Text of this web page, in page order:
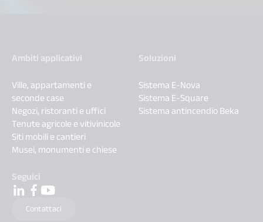
Ambiti applicativi
Ville, appartamenti e
seconde case
Negozi, ristoranti e uffici
Tenute agricole e vitivinicole
Siti mobili e cantieri
Musei, monumenti e chiese
Soluzioni
Sistema E-Nova
Sistema E-Square
Sistema antincendio Beka
Seguici
Contattaci